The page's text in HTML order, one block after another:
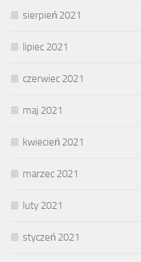
sierpień 2021
lipiec 2021
czerwiec 2021
maj 2021
kwiecień 2021
marzec 2021
luty 2021
styczeń 2021